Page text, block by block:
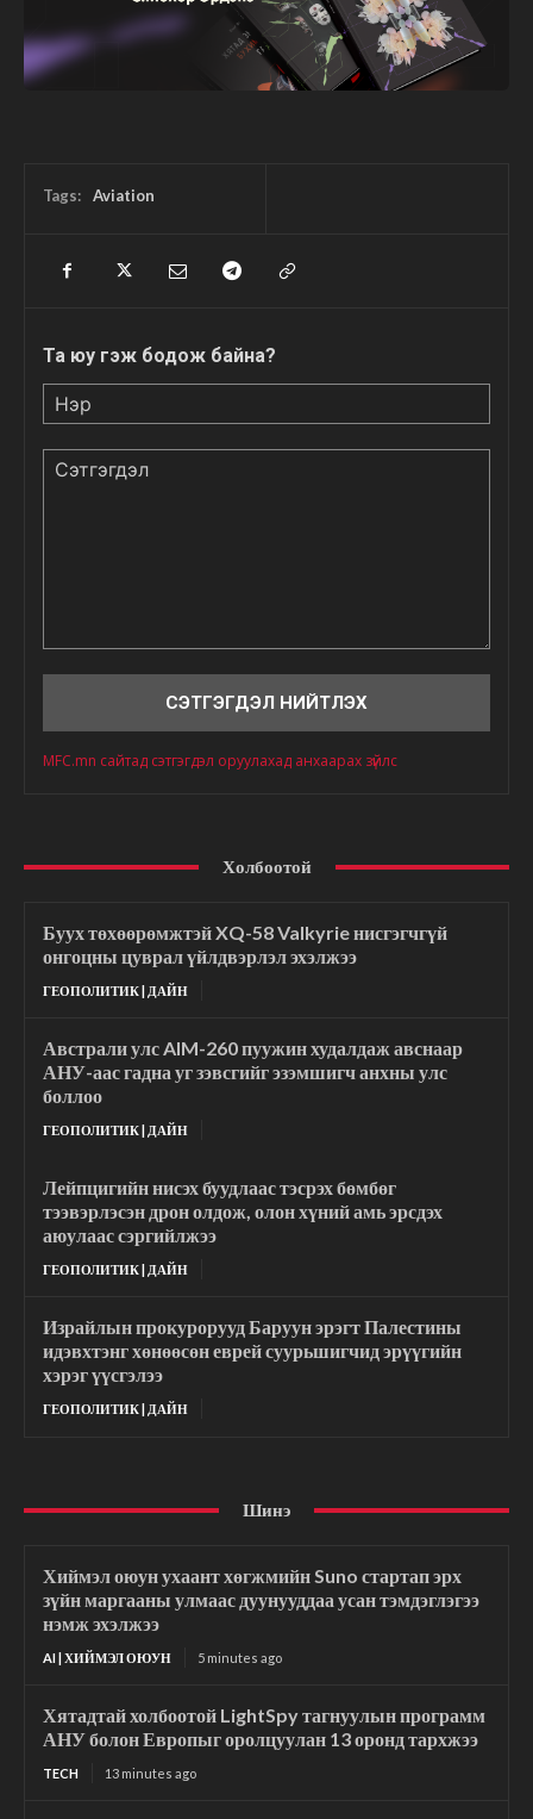
Tags: Aviation
Та юу гэж бодож байна?
MFC.mn сайтад сэтгэгдэл оруулахад анхаарах зүйлс
Холбоотой
Буух төхөөрөмжтэй XQ-58 Valkyrie нисгэгчгүй
онгоцны цуврал үйлдвэрлэл эхэлжээ
ГЕОПОЛИТИК | ДАЙН
Австрали улс AIM-260 пуужин худалдаж авснаар
АНУ-аас гадна уг зэвсгийг эзэмшигч анхны улс
боллоо
ГЕОПОЛИТИК | ДАЙН
Лейпцигийн нисэх буудлаас тэсрэх бөмбөг
тээвэрлэсэн дрон олдож, олон хүний амь эрсдэх
аюулаас сэргийлжээ
ГЕОПОЛИТИК | ДАЙН
Израйлын прокурорууд Баруун эрэгт Палестины
идэвхтэнг хөнөөсөн еврей суурьшигчид эрүүгийн
хэрэг үүсгэлээ
ГЕОПОЛИТИК | ДАЙН
Шинэ
Хиймэл оюун ухаант хөгжмийн Suno стартап эрх
зүйн маргааны улмаас дуунууддаа усан тэмдэглэгээ
нэмж эхэлжээ
AI | ХИЙМЭЛ ОЮУН 5 minutes ago
Хятадтай холбоотой LightSpy тагнуулын программ
АНУ болон Европыг оролцуулан 13 оронд тархжээ
TECH 13 minutes ago